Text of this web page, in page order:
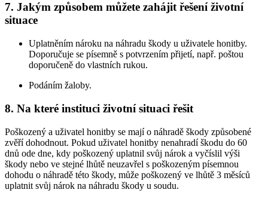
7. Jakým způsobem můžete zahájit řešení životní
situace
Uplatněním nároku na náhradu škody u uživatele honitby.
Doporučuje se písemně s potvrzením přijetí, např. poštou
doporučeně do vlastních rukou.
Podáním žaloby.
8. Na které instituci životní situaci řešit
Poškozený a uživatel honitby se mají o náhradě škody způsobené
zvěří dohodnout. Pokud uživatel honitby nenahradí škodu do 60
dnů ode dne, kdy poškozený uplatnil svůj nárok a vyčíslil výši
škody nebo ve stejné lhůtě neuzavřel s poškozeným písemnou
dohodu o náhradě této škody, může poškozený ve lhůtě 3 měsíců
uplatnit svůj nárok na náhradu škody u soudu.